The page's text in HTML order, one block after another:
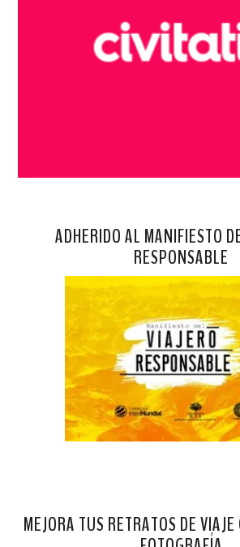
ADHERIDO AL MANIFIESTO
RESPONSABLE
MEJORA TUS RETRATOS DE